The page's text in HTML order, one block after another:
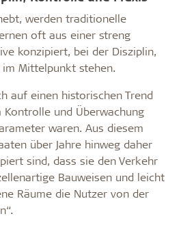
werden traditionelle
oft aus einer streng
konzipiert, bei der Disziplin,
Mittelpunkt stehen.
auf einen historischen Trend
und Überwachung
waren. Aus diesem
über Jahre hinweg daher
sind, dass sie den Verkehr
Bauweisen und leicht
Räume die Nutzer von der